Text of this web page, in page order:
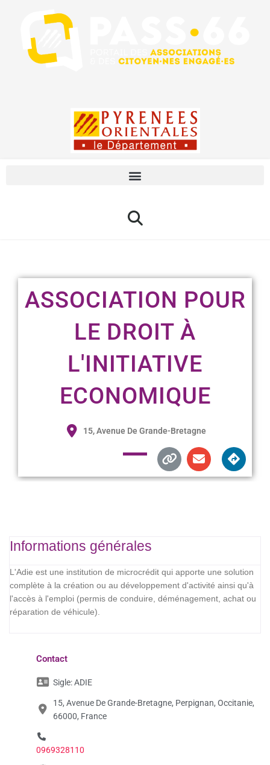
ASSOCIATION POUR
LE DROIT À
L'INITIATIVE
ECONOMIQUE
15, Avenue De Grande-Bretagne
Informations générales
L'Adie est une institution de microcrédit qui apporte une solution
complète à la création ou au développement d'activité ainsi qu'à
l'accès à l'emploi (permis de conduire, déménagement, achat ou
réparation de véhicule).
Contact
Sigle:ADIE
15, Avenue De Grande-Bretagne, Perpignan, Occitanie,
66000, France
0969328110